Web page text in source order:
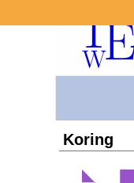
Koring